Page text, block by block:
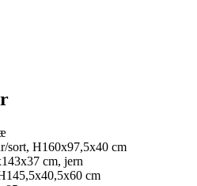
sort, H160x97,5x40 cm
cm, jern
cm